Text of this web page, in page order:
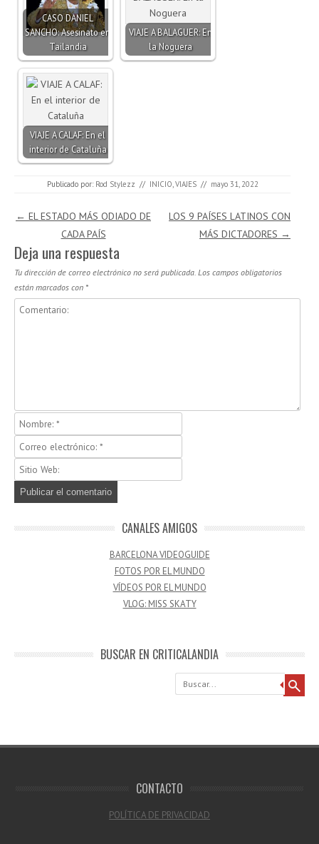
CASO DANIEL
SANCHO: Asesinato en
Tailandia
VIAJE A BALAGUER: En
la Noguera
VIAJE A CALAF: En el
interior de Cataluña
Publicado por: Rod Stylezz // INICIO VIAJES // mayo 31, 2022
Navegación de entradas
← EL ESTADO MÁS ODIADO DE
CADA PAÍS
LOS 9 PAÍSES LATINOS CON
MÁS DICTADORES →
Deja una respuesta
Tu dirección de correo electrónico no será publicada. Los campos obligatorios
están marcados con *
CANALES AMIGOS
BARCELONA VIDEOGUIDE
FOTOS POR EL MUNDO
VÍDEOS POR EL MUNDO
VLOG: MISS SKATY
BUSCAR EN CRITICALANDIA
Buscar
CONTACTO
POLÍTICA DE PRIVACIDAD